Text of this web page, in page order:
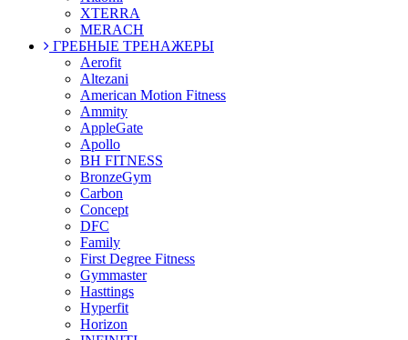
XTERRA
MERACH
ГРЕБНЫЕ ТРЕНАЖЕРЫ
Aerofit
Altezani
American Motion Fitness
Ammity
AppleGate
Apollo
BH FITNESS
BronzeGym
Carbon
Concept
DFC
Family
First Degree Fitness
Gymmaster
Hasttings
Hyperfit
Horizon